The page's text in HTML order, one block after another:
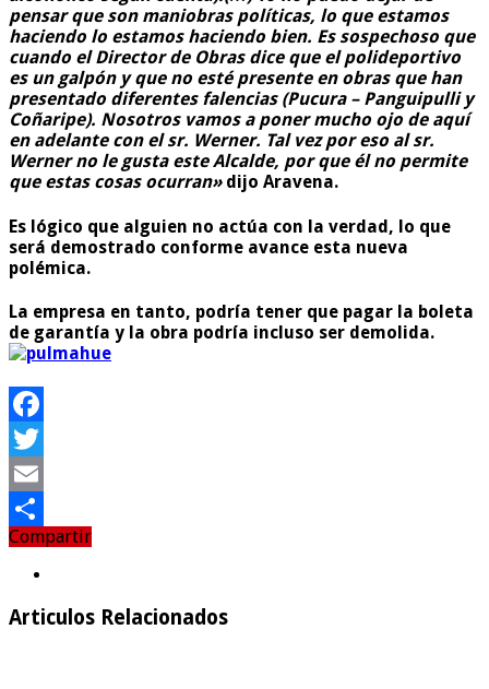
pensar que son maniobras políticas, lo que estamos
haciendo lo estamos haciendo bien. Es sospechoso que
cuando el Director de Obras dice que el polideportivo
es un galpón y que no esté presente en obras que han
presentado diferentes falencias (Pucura – Panguipulli y
Coñaripe). Nosotros vamos a poner mucho ojo de aquí
en adelante con el sr. Werner. Tal vez por eso al sr.
Werner no le gusta este Alcalde, por que él no permite
que estas cosas ocurran»dijo Aravena.
Es lógico que alguien no actúa con la verdad, lo que
será demostrado conforme avance esta nueva
polémica.
La empresa en tanto, podría tener que pagar la boleta
de garantía y la obra podría incluso ser demolida.
Facebook
Twitter
Email
Compartir
Compartir
Articulos Relacionados